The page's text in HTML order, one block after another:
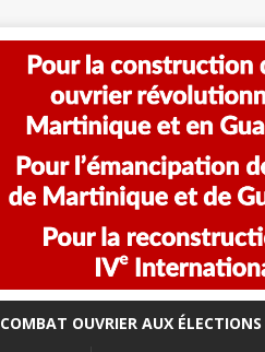
COMBAT OUVRIER AUX ÉLECTIONS